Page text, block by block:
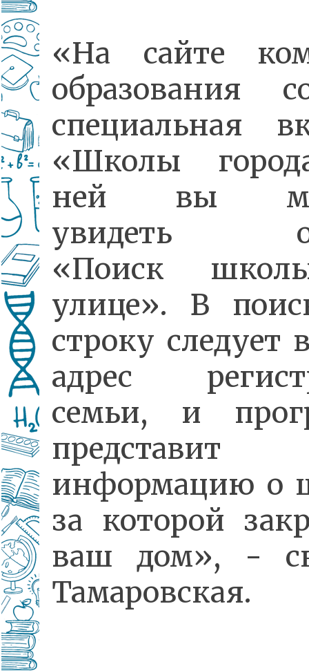
«На сайте
образования
специальная
«Школы
ней вы
увидеть
«Поиск
улице». В
строку следует
адрес
семьи, и
представит
информацию о
за которой
ваш дом», -
Тамаровская.